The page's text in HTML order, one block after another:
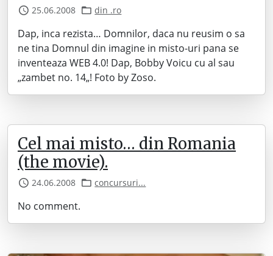
25.06.2008 din .ro
Dap, inca rezista… Domnilor, daca nu reusim o sa
ne tina Domnul din imagine in misto-uri pana se
inventeaza WEB 4.0! Dap, Bobby Voicu cu al sau
„zambet no. 14„! Foto by Zoso.
Cel mai misto… din Romania
(the movie).
24.06.2008 concursuri...
No comment.